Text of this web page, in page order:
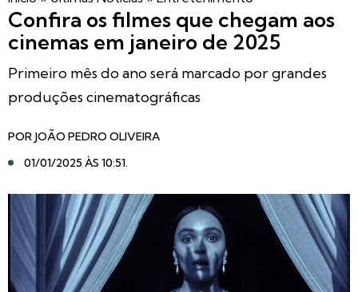
Confira os filmes que chegam aos
cinemas em janeiro de 2025
Primeiro mês do ano será marcado por grandes
produções cinematográficas
POR JOÃO PEDRO OLIVEIRA
01/01/2025 ÀS 10:51.